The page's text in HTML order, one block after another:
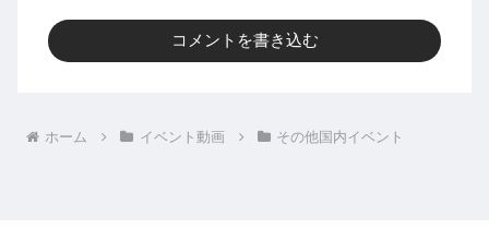
コメントを書き込む
ホーム イベント動画 その他国内イベント